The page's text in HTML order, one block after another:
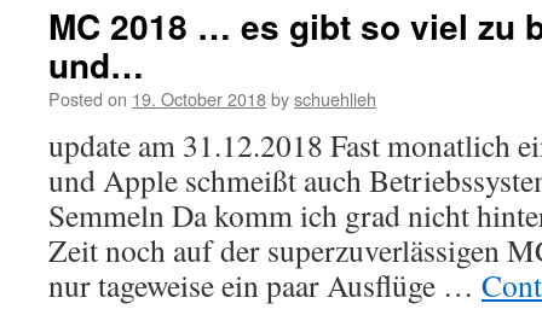
MC 2018 … es gibt so viel zu
und…
Posted on 19. October 2018byschuehlieh
update am 31.12.2018 Fast monatlich
und Apple schmeißt auch
Semmeln Da komm ich grad nicht
Zeit noch auf der superzuverlässigen
nur tageweise ein paar Ausflüge …